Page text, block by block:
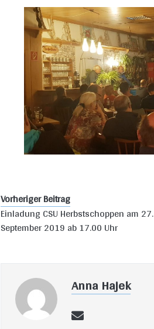
Vorheriger Beitrag
Einladung CSU Herbstschoppen am 27.
September 2019 ab 17.00 Uhr
Anna Hajek
email